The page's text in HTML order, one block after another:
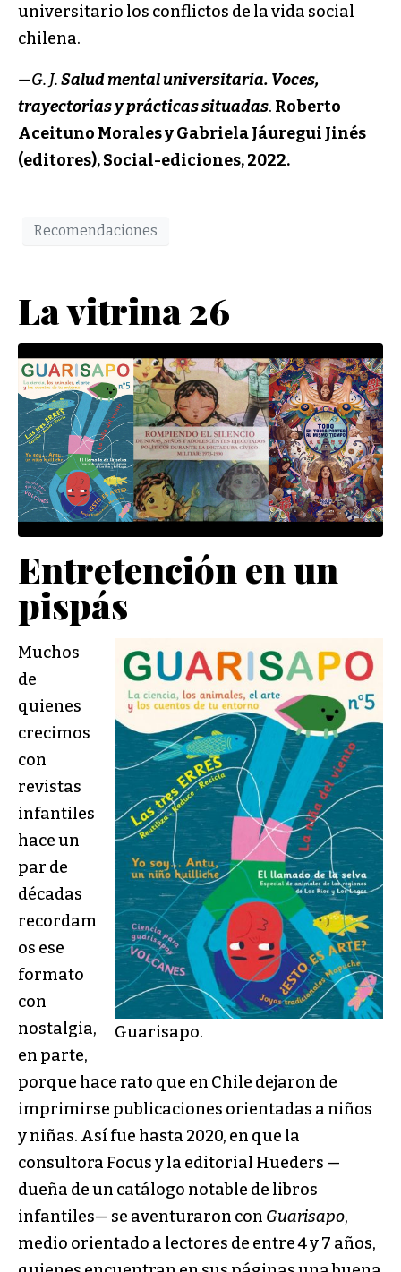
universitario los conflictos de la vida social
chilena.
—G. J.Salud mental universitaria. Voces,
trayectorias y prácticas situadas. Roberto
Aceituno Morales y Gabriela Jáuregui Jinés
(editores), Social-ediciones, 2022.
Recomendaciones
La vitrina 26
Entretención en un
pispás
Guarisapo.
Muchos
de
quienes
crecimos
con
revistas
infantiles
hace un
par de
décadas
recordam
os ese
formato
con
nostalgia,
en parte,
porque hace rato que en Chile dejaron de
imprimirse publicaciones orientadas a niños
y niñas. Así fue hasta 2020, en que la
consultora Focus y la editorial Hueders —
dueña de un catálogo notable de libros
infantiles— se aventuraron con Guarisapo,
medio orientado a lectores de entre 4 y 7 años,